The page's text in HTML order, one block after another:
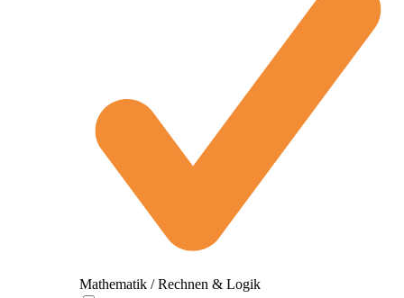
Mathematik / Rechnen & Logik